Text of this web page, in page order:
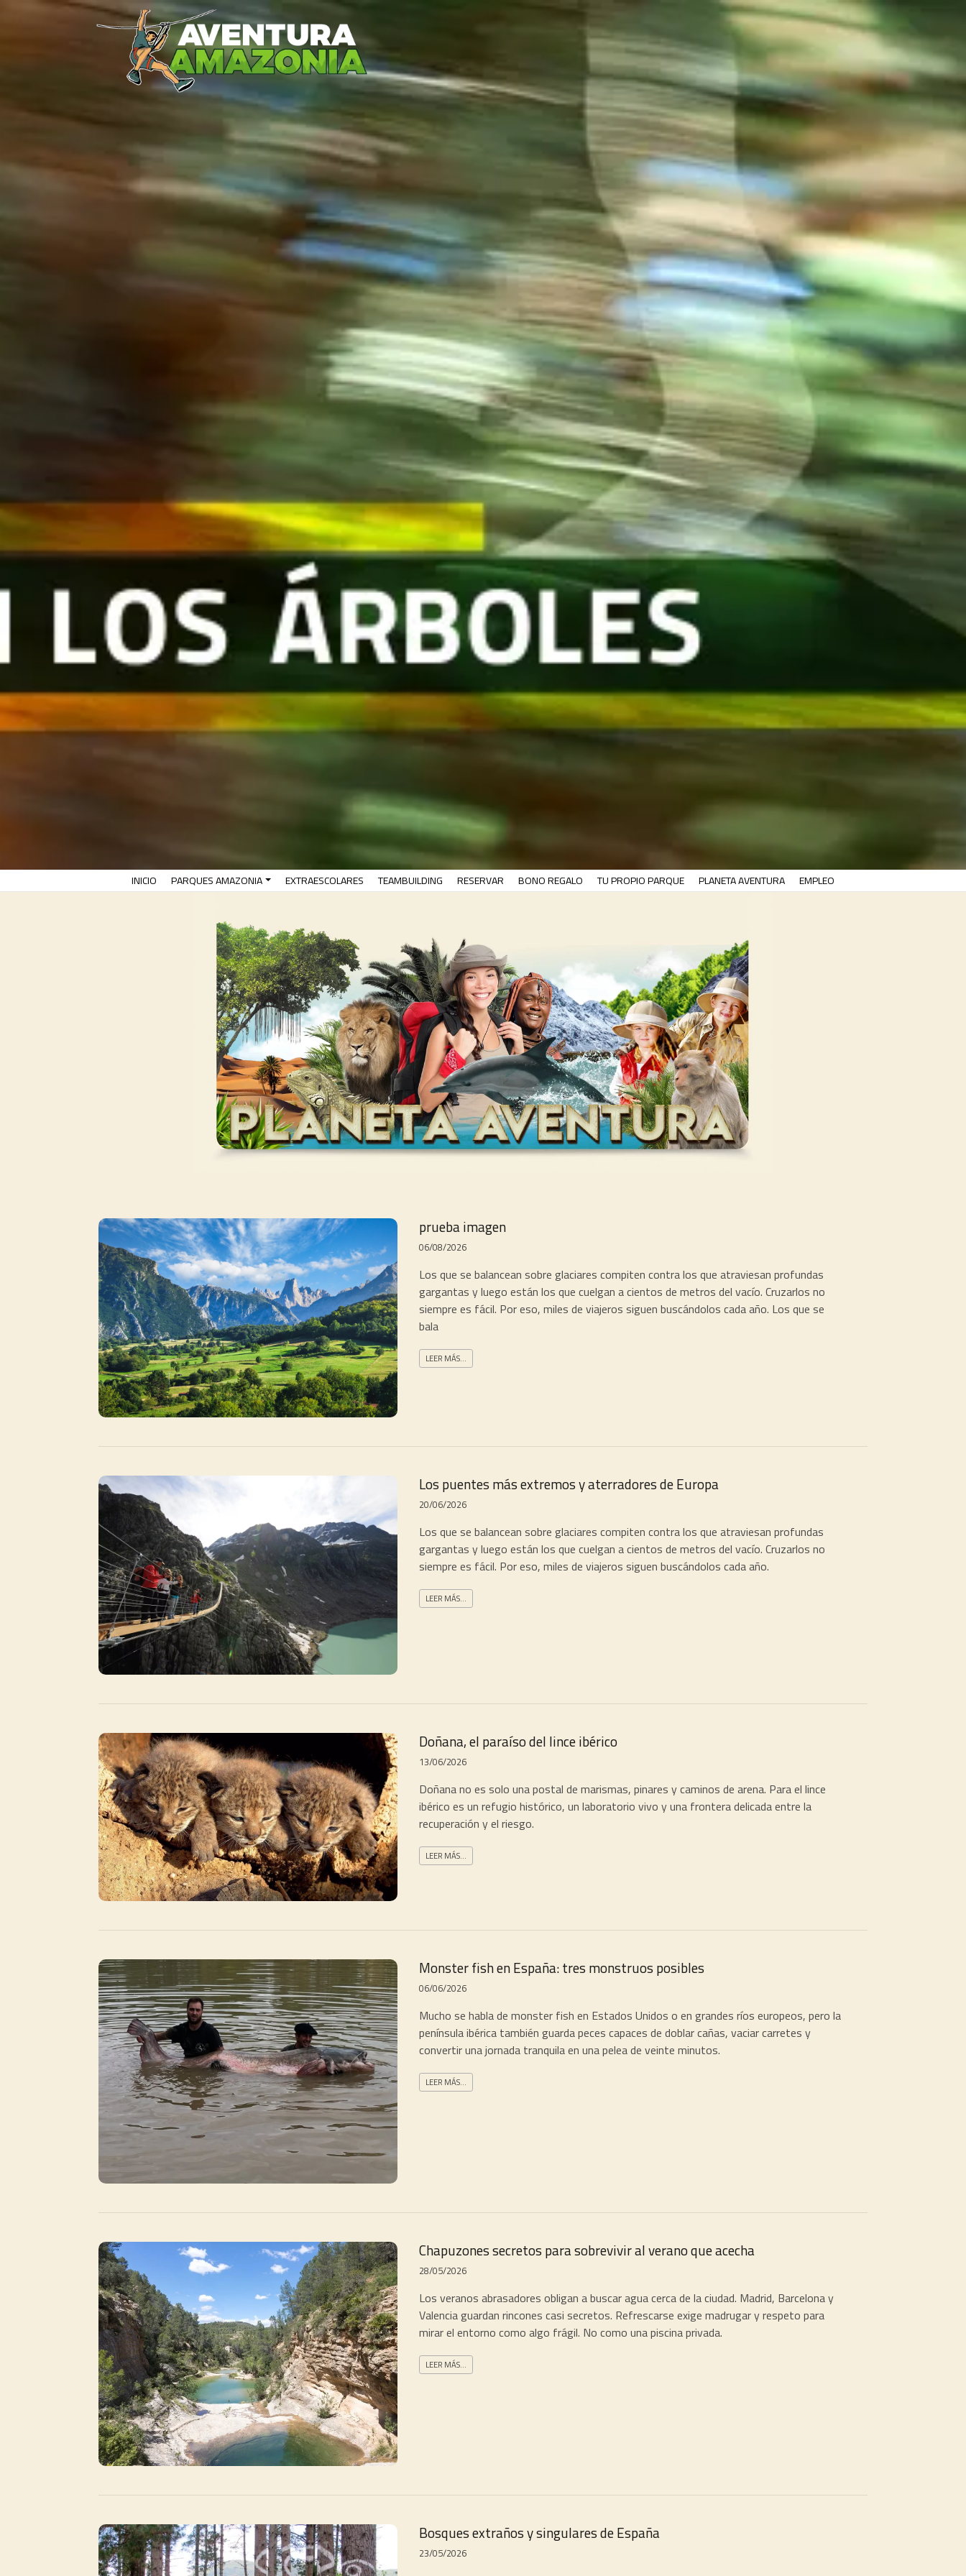
INICIO(CURRENT)
PARQUES AMAZONIA EXTRAESCOLARES TEAMBUILDING RESERVAR BONO REGALO TU PROPIO PARQUE PLANETA AVENTURA EMPLEO
prueba imagen
06/08/2026
Los que se balancean sobre glaciares compiten contra los que atraviesan profundas
gargantas y luego están los que cuelgan a cientos de metros del vacío. Cruzarlos no
siempre es fácil. Por eso, miles de viajeros siguen buscándolos cada año. Los que se
bala
LEER MÁS...
Los puentes más extremos y aterradores de Europa
20/06/2026
Los que se balancean sobre glaciares compiten contra los que atraviesan profundas
gargantas y luego están los que cuelgan a cientos de metros del vacío. Cruzarlos no
siempre es fácil. Por eso, miles de viajeros siguen buscándolos cada año.
LEER MÁS...
Doñana, el paraíso del lince ibérico
13/06/2026
Doñana no es solo una postal de marismas, pinares y caminos de arena. Para el lince
ibérico es un refugio histórico, un laboratorio vivo y una frontera delicada entre la
recuperación y el riesgo.
LEER MÁS...
Monster fish en España: tres monstruos posibles
06/06/2026
Mucho se habla de monster fish en Estados Unidos o en grandes ríos europeos, pero la
península ibérica también guarda peces capaces de doblar cañas, vaciar carretes y
convertir una jornada tranquila en una pelea de veinte minutos.
LEER MÁS...
Chapuzones secretos para sobrevivir al verano que acecha
28/05/2026
Los veranos abrasadores obligan a buscar agua cerca de la ciudad. Madrid, Barcelona y
Valencia guardan rincones casi secretos. Refrescarse exige madrugar y respeto para
mirar el entorno como algo frágil. No como una piscina privada.
LEER MÁS...
Bosques extraños y singulares de España
23/05/2026